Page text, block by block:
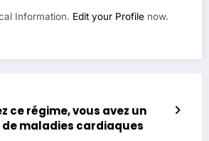
Information. Edit your Profile now.
ce régime, vous avez un
de maladies cardiaques